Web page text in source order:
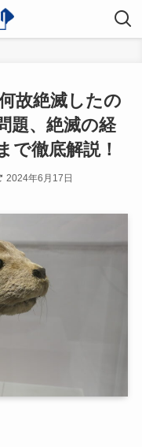
故絶滅したの
題、絶滅の経
で徹底解説！
2024年6月17日